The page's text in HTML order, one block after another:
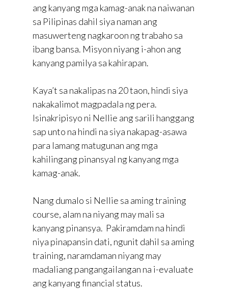
ang kanyang mga kamag-anak na naiwanan
sa Pilipinas dahil siya naman ang
masuwerteng nagkaroon ng trabaho sa
ibang bansa. Misyon niyang i-ahon ang
kanyang pamilya sa kahirapan.
Kaya’t sa nakalipas na 20 taon, hindi siya
nakakalimot magpadala ng pera.
Isinakripisyo ni Nellie ang sarili hanggang
sap unto na hindi na siya nakapag-asawa
para lamang matugunan ang mga
kahilingang pinansyal ng kanyang mga
kamag-anak.
Nang dumalo si Nellie sa aming training
course, alam na niyang may mali sa
kanyang pinansya. Pakiramdam na hindi
niya pinapansin dati, ngunit dahil sa aming
training, naramdaman niyang may
madaliang pangangailangan na i-evaluate
ang kanyang financial status.